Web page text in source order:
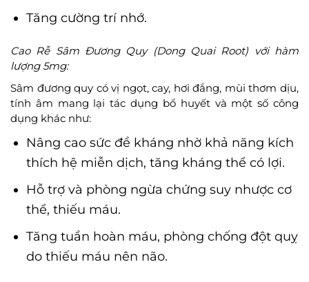
Tăng cường trí nhớ.
Cao Rễ Sâm Đương Quy (Dong Quai Root) với hàm
lượng 5mg:
Sâm đương quy có vị ngọt, cay, hơi đắng, mùi thơm dịu,
tính âm mang lại tác dụng bổ huyết và một số công
dụng khác như:
Nâng cao sức đề kháng nhờ khả năng kích
thích hệ miễn dịch, tăng kháng thể có lợi.
Hỗ trợ và phòng ngừa chứng suy nhược cơ
thể, thiếu máu.
Tăng tuần hoàn máu, phòng chống đột quỵ
do thiếu máu nên não.